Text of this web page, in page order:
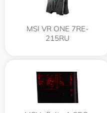
MSI VR ONE 7RE-
215RU